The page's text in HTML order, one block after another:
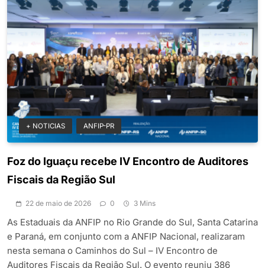
+ NOTICIAS ANFIP-PR
Foz do Iguaçu recebe IV Encontro de Auditores
Fiscais da Região Sul
22 de maio de 2026 0 3 Mins
As Estaduais da ANFIP no Rio Grande do Sul, Santa Catarina
e Paraná, em conjunto com a ANFIP Nacional, realizaram
nesta semana o Caminhos do Sul – IV Encontro de
Auditores Fiscais da Região Sul. O evento reuniu 386